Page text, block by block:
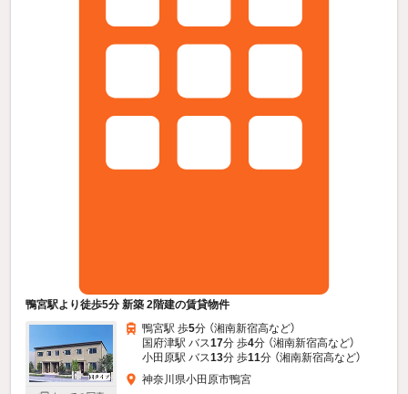
鴨宮駅より徒歩5分 新築 2階建の賃貸物件
鴨宮駅 歩5分 （湘南新宿高など）
国府津駅 バス17分 歩4分 （湘南新宿高など）
小田原駅 バス13分 歩11分 （湘南新宿高など）
神奈川県小田原市鴨宮